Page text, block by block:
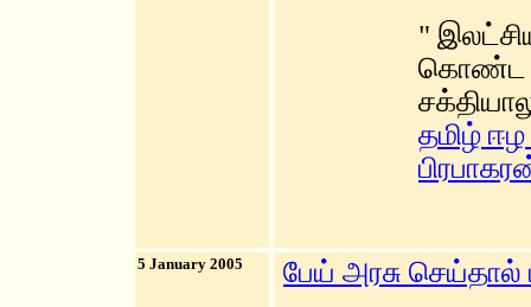
"
கொண்ட
தமிழ்
5 January 2005
பேய் அரசு